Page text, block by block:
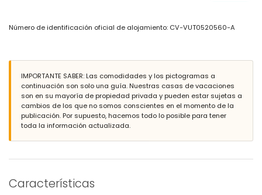
Baño en suite con lavabo individual, bañera y WC
Amplia parcela cerrada
Piscina privada de forma de riñón de 8m x 4m y 2m de profundidad
Hermoso jardín con césped, grava, árboles, y muebles de jardín con
tumbonas
Invernadero / jardín de invierno
Cocina exterior y barbacoa
3 plazas de aparcamiento privadas
Más información
Número de identificación oficial de alojamiento: CV-VUT0520560-A
IMPORTANTE SABER: Las comodidades y los pictogramas a
continuación son solo una guía. Nuestras casas de vacaciones
son en su mayoría de propiedad privada y pueden estar sujetas a
cambios de los que no somos conscientes en el momento de la
publicación. Por supuesto, hacemos todo lo posible para tener
toda la información actualizada.
Características